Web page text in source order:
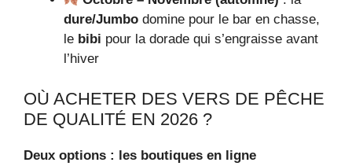
dure/Jumbo domine pour le bar en chasse,
le bibi pour la dorade qui s’engraisse avant
l’hiver
OÙ ACHETER DES VERS DE PÊCHE
DE QUALITÉ EN 2026 ?
Deux options : les boutiques en ligne